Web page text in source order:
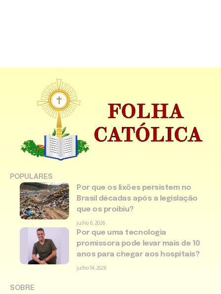
POPULARES
Por que os lixões persistem no
Brasil décadas após a legislação
que os proibiu?
julho 6, 2026
Por que uma tecnologia
promissora pode levar mais de 10
anos para chegar aos hospitais?
julho 14, 2026
SOBRE